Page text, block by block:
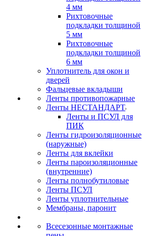
4 мм
Рихтовочные
подкладки толщиной
5 мм
Рихтовочные
подкладки толщиной
6 мм
Уплотнитель для окон и
дверей
Фальцевые вкладыши
Ленты противопожарные
Ленты НЕСТАНДАРТ
Ленты и ПСУЛ для
ПИК
Ленты гидроизоляционные
(наружные)
Ленты для вклейки
Ленты пароизоляционные
(внутренние)
Ленты полнобутиловые
Ленты ПСУЛ
Ленты уплотнительные
Мембраны, паронит
Всесезонные монтажные